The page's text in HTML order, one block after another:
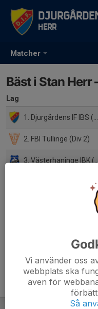
Matcher
Herr
Bäst i Stan Herr
Lag
1. Djurgårdens IF IBS (Div 1)
2. FBI Tullinge (Div 2)
3. Västerhaninge IBK (Div 4)
Vi använder oss
webbplats ska
även för
Så